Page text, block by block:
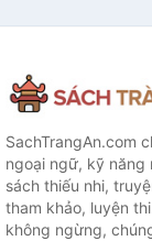
SachTrangAn.com
ngoại ngữ, kỹ năng
sách thiếu nhi,
tham khảo, luyện
không ngừng,